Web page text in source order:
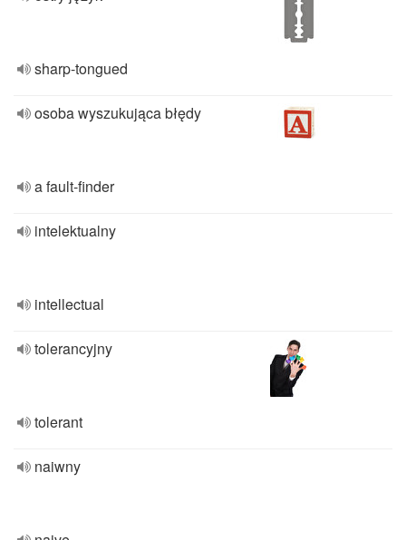
sharp-tongued
osoba wyszukująca błędy
a fault-finder
intelektualny
intellectual
tolerancyjny
tolerant
naiwny